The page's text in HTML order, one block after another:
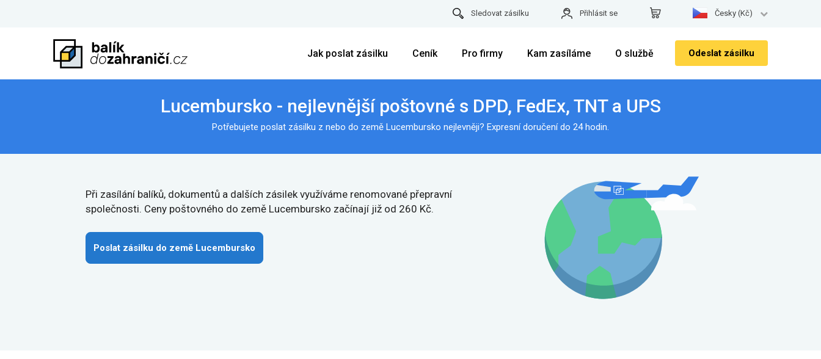
Česky (Kč)
Přihlásit se
Sledovat zásilku
Odeslat zásilku
Jak poslat zásilku Ceník Pro firmy Kam zasíláme O službě
Lucembursko - nejlevnější poštovné s DPD, FedEx, TNT a UPS
Potřebujete poslat zásilku z nebo do země Lucembursko nejlevněji? Expresní doručení do 24 hodin.
Při zasílání balíků, dokumentů a dalších zásilek využíváme renomované přepravní
společnosti. Ceny poštovného do země Lucembursko začínají již od 260 Kč.
Poslat zásilku do země Lucembursko